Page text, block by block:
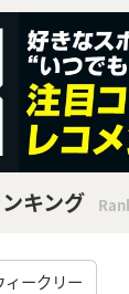
キング
ィークリー